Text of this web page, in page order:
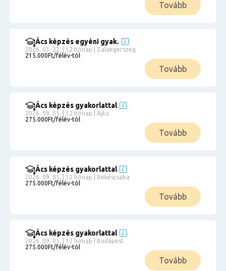
Tovább
Ács képzés egyéni gyak.
2026. 03. 22. | 12 hónap | Zalaegerszeg
215.000Ft/félév-tól
Tovább
Ács képzés gyakorlattal
2026. 09. 05. | 12 hónap | Ajka
275.000Ft/félév-tól
Tovább
Ács képzés gyakorlattal
2026. 09. 05. | 12 hónap | Békéscsaba
275.000Ft/félév-tól
Tovább
Ács képzés gyakorlattal
2026. 09. 05. | 12 hónap | Budapest
275.000Ft/félév-tól
Tovább